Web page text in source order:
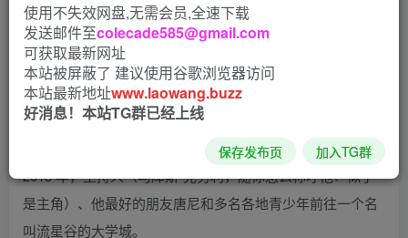
Challenge v0.1.3 PC汉化版
感谢1910C随缘汉化
2013 年，主持人（马库斯-克劳利，随你怎么称呼他←似乎
是主角）、他最好的朋友唐尼和多名各地青少年前往一个名
叫流星谷的大学城。
使用不失效网盘,无需会员,全速下载
发送邮件至colecade585@gmail.com
可获取最新网址
本站被屏蔽了 建议使用谷歌浏览器访问
本站最新地址www.laowang.buzz
好消息！本站TG群已经上线
保存发布页 加入TG群